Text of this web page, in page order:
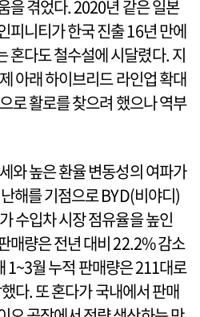
을 겪었다. 2020년 같은 일본
피니티가 한국 진출 16년 만에
혼다도 철수설에 시달렸다. 지
아래 하이브리드 라인업 확대
로 활로를 찾으려 했으나 역부
와 높은 환율 변동성의 여파가
해를 기점으로 BYD(비야디)
수입차 시장 점유율을 높인
매량은 전년 대비 22.2% 감소
1~3월 누적 판매량은 211대로
다. 또 혼다가 국내에서 판매